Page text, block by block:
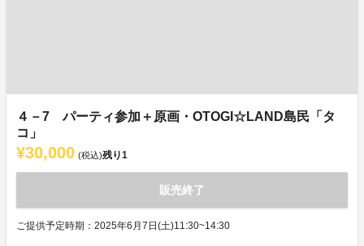
４－7 パーティ参加＋原画・OTOGI☆LAND島民「タ
コ」
¥30,000 (税込)残り1
販売終了
ご提供予定時期：2025年6月7日(土)11:30~14:30